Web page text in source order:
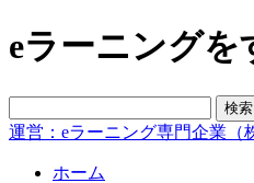
eラーニングを
運営：eラーニング専門企業（
ホーム